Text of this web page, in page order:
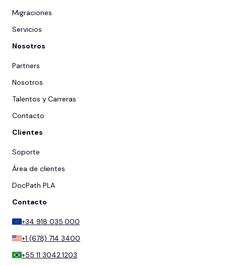
Migraciones
Servicios
Nosotros
Partners
Nosotros
Talentos y Carreras
Contacto
Clientes
Soporte
Área de clientes
DocPath PLA
Contacto
+34 918 035 000
+1 (678) 714 3400
+55 11 3042 1203